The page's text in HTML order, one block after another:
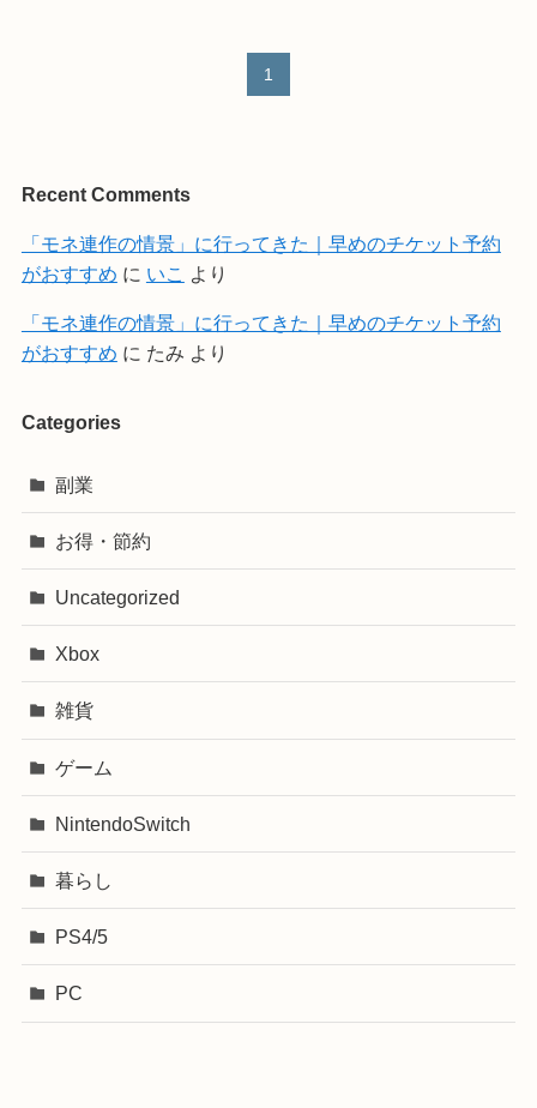
1
Recent Comments
「モネ連作の情景」に行ってきた｜早めのチケット予約
がおすすめ に いこ より
「モネ連作の情景」に行ってきた｜早めのチケット予約
がおすすめ に たみ より
Categories
副業
お得・節約
Uncategorized
Xbox
雑貨
ゲーム
NintendoSwitch
暮らし
PS4/5
PC